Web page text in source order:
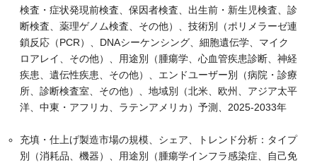
検査・症状発現前検査、保因者検査、出生前・新生児検査、診
断検査、薬理ゲノム検査、その他）、技術別（ポリメラーゼ連
鎖反応（PCR）、DNAシーケンシング、細胞遺伝学、マイク
ロアレイ、その他）、用途別（腫瘍学、心血管疾患診断、神経
疾患、遺伝性疾患、その他）、エンドユーザー別（病院・診療
所、診断検査室、その他）、地域別（北米、欧州、アジア太平
洋、中東・アフリカ、ラテンアメリカ）予測、2025-2033年
充填・仕上げ製造市場の規模、シェア、トレンド分析：タイプ
別（消耗品、機器）、用途別（腫瘍学インフラ感染症、自己免